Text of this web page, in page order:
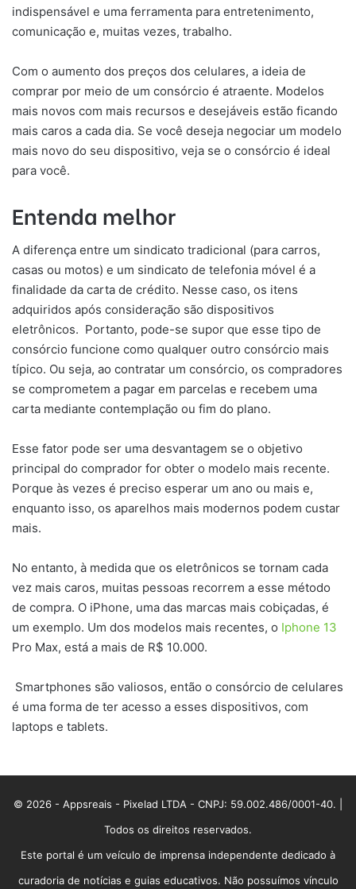
indispensável e uma ferramenta para entretenimento,
comunicação e, muitas vezes, trabalho.
Com o aumento dos preços dos celulares, a ideia de
comprar por meio de um consórcio é atraente. Modelos
mais novos com mais recursos e desejáveis estão ficando
mais caros a cada dia. Se você deseja negociar um modelo
mais novo do seu dispositivo, veja se o consórcio é ideal
para você.
Entenda melhor
A diferença entre um sindicato tradicional (para carros,
casas ou motos) e um sindicato de telefonia móvel é a
finalidade da carta de crédito. Nesse caso, os itens
adquiridos após consideração são dispositivos
eletrônicos. Portanto, pode-se supor que esse tipo de
consórcio funcione como qualquer outro consórcio mais
típico. Ou seja, ao contratar um consórcio, os compradores
se comprometem a pagar em parcelas e recebem uma
carta mediante contemplação ou fim do plano.
Esse fator pode ser uma desvantagem se o objetivo
principal do comprador for obter o modelo mais recente.
Porque às vezes é preciso esperar um ano ou mais e,
enquanto isso, os aparelhos mais modernos podem custar
mais.
No entanto, à medida que os eletrônicos se tornam cada
vez mais caros, muitas pessoas recorrem a esse método
de compra. O iPhone, uma das marcas mais cobiçadas, é
um exemplo. Um dos modelos mais recentes, o Iphone 13
Pro Max, está a mais de R$ 10.000.
Smartphones são valiosos, então o consórcio de celulares
é uma forma de ter acesso a esses dispositivos, com
laptops e tablets.
© 2026 - Appsreais - Pixelad LTDA - CNPJ: 59.002.486/0001-40. |
Todos os direitos reservados.
Este portal é um veículo de imprensa independente dedicado à
curadoria de notícias e guias educativos. Não possuímos vínculo